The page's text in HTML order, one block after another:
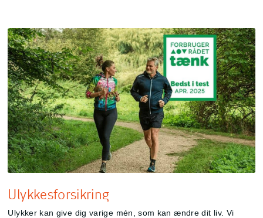
Ulykkesforsikring
Ulykker kan give dig varige mén, som kan ændre dit liv. Vi